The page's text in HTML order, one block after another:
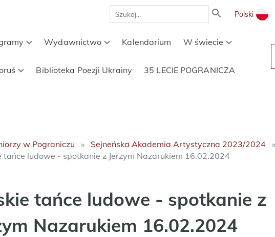
Polski
Wydawnictwo Kalendarium W świecie
Biblioteka Poezji Ukrainy 35 LECIE POGRANICZA
w Pograniczu Sejneńska Akademia Artystyczna 2023/2024
tańce ludowe - spotkanie z Jerzym Nazarukiem 16.02.2024
tańce ludowe - spotkanie z
Nazarukiem 16.02.2024